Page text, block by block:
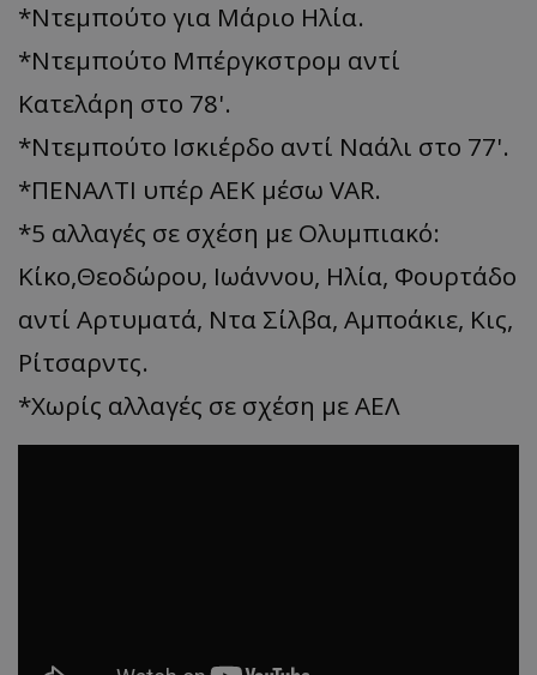
*Ντεμπούτο για Μάριο Ηλία.
*Ντεμπούτο Μπέργκστρομ αντί
Κατελάρη στο 78'.
*Ντεμπούτο Ισκιέρδο αντί Ναάλι στο 77'.
*ΠΕΝΑΛΤΙ υπέρ ΑΕΚ μέσω VAR.
*5 αλλαγές σε σχέση με Ολυμπιακό:
Κίκο,Θεοδώρου, Ιωάννου, Ηλία, Φουρτάδο
αντί Αρτυματά, Ντα Σίλβα, Αμποάκιε, Κις,
Ρίτσαρντς.
*Χωρίς αλλαγές σε σχέση με ΑΕΛ